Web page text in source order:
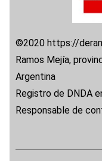
©2020 https://
Ramos Mejía,
Argentina
Registro de DNDA
Responsable de